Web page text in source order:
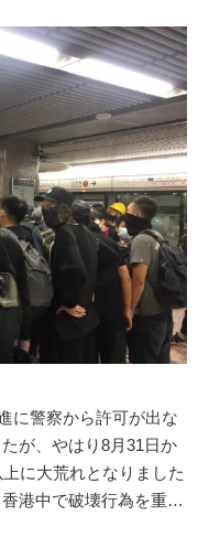
に警察から許可が出な
が、やはり8月31日か
に大荒れとなりました
港中で破壊行為を重…